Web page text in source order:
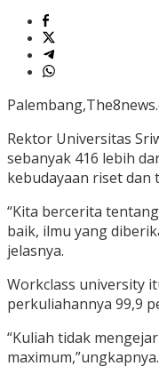
Rektor Universitas
sebanyak 416 lebih
kebudayaan riset dan
“Kita bercerita
baik, ilmu yang
jelasnya.
Workclass university
perkuliahannya 99,9
“Kuliah tidak
maximum,”ungkapnya.